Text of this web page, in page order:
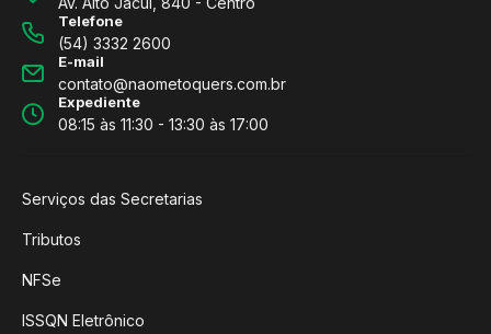
Telefone
(54) 3332 2600
E-mail
contato@naometoquers.com.br
Expediente
08:15 às 11:30 - 13:30 às 17:00
Serviços das Secretarias
Tributos
NFSe
ISSQN Eletrônico